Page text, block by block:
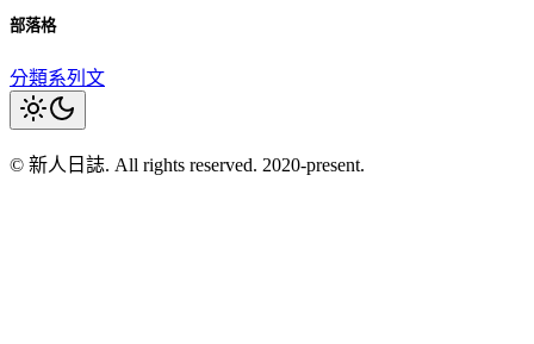
部落格
分類系列文
© 新人日誌. All rights reserved. 2020-present.